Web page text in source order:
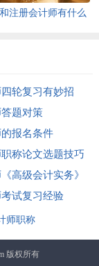
注册会计师有什么
轮复习有妙招
题对策
报名条件
称论文选题技巧
高级会计实务》
试复习经验
师职称
版权所有